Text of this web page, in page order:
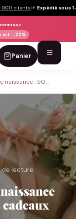
000 clients|⚡ Expédié sous
:
art. -20%
Panier
naissance : 50…
de lecture
cadeaux